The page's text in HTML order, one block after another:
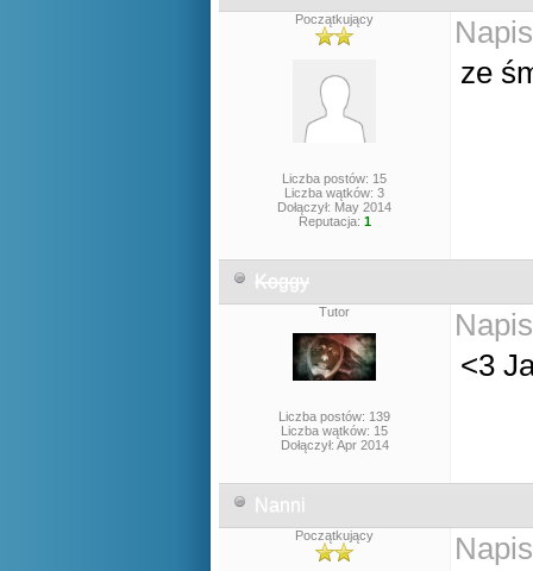
Początkujący
Liczba postów: 15
Liczba wątków: 3
Dołączył: May 2014
Reputacja: 1
ze
Koggy
Tutor
Liczba postów: 139
Liczba wątków: 15
Dołączył: Apr 2014
<3
Nanni
Początkujący